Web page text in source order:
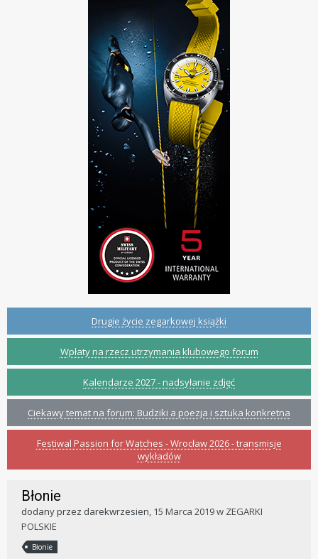
Drugie życie zegarkowej książki
Wpłaty na rzecz utrzymania klubowego forum
Kalendarze 2027 - nadsyłanie zdjęć
Ciekawy temat na forum: Budziki a poezja i sztuka konkretna
Festiwal Passion for Watches - Wrocław 2026 - transmisje
wykładów
Błonie
dodany przez darekwrzesien, 15 Marca 2019w ZEGARKI
POLSKIE
Błonie